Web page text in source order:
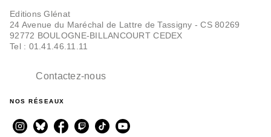
Editions Glénat
24 Avenue du Maréchal de Lattre de Tassigny - CS 80269
92772 BOULOGNE-BILLANCOURT CEDEX
Tel : 01.41.46.11.11
Contactez-nous
NOS RÉSEAUX